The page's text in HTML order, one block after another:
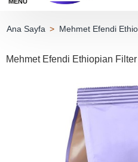
Mehmet Efendi
Mehmet Efendi Ethiopian